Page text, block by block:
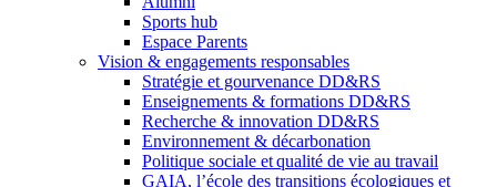
Sports hub
Espace Parents
Vision & engagements responsables
Stratégie et gourvenance DD&RS
Enseignements & formations DD&RS
Recherche & innovation DD&RS
Environnement & décarbonation
Politique sociale et qualité de vie au travail
GAIA, l’école des transitions écologiques et